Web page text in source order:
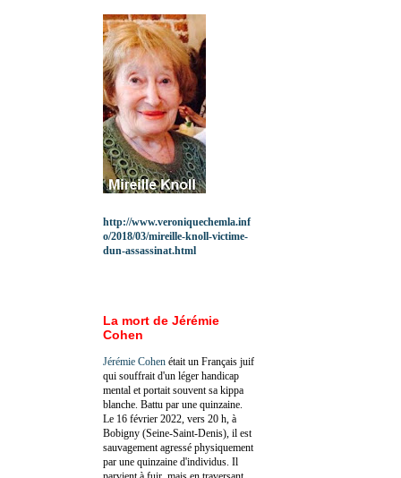
http://www.veroniquechemla.inf
o/2018/03/mireille-knoll-victime-
dun-assassinat.html
La mort de Jérémie
Cohen
Jérémie Cohen était un Français juif
qui souffrait d'un léger handicap
mental et portait souvent sa kippa
blanche. Battu par une quinzaine.
Le 16 février 2022, vers 20 h, à
Bobigny (Seine-Saint-Denis), il est
sauvagement agressé physiquement
par une quinzaine d'individus. Il